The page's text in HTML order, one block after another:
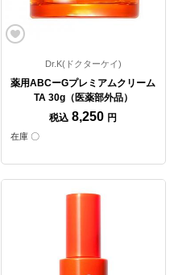
Dr.K(ドクターケイ)
薬用ABCーGプレミアムクリーム
TA 30g（医薬部外品）
税込 8,250 円
在庫 〇